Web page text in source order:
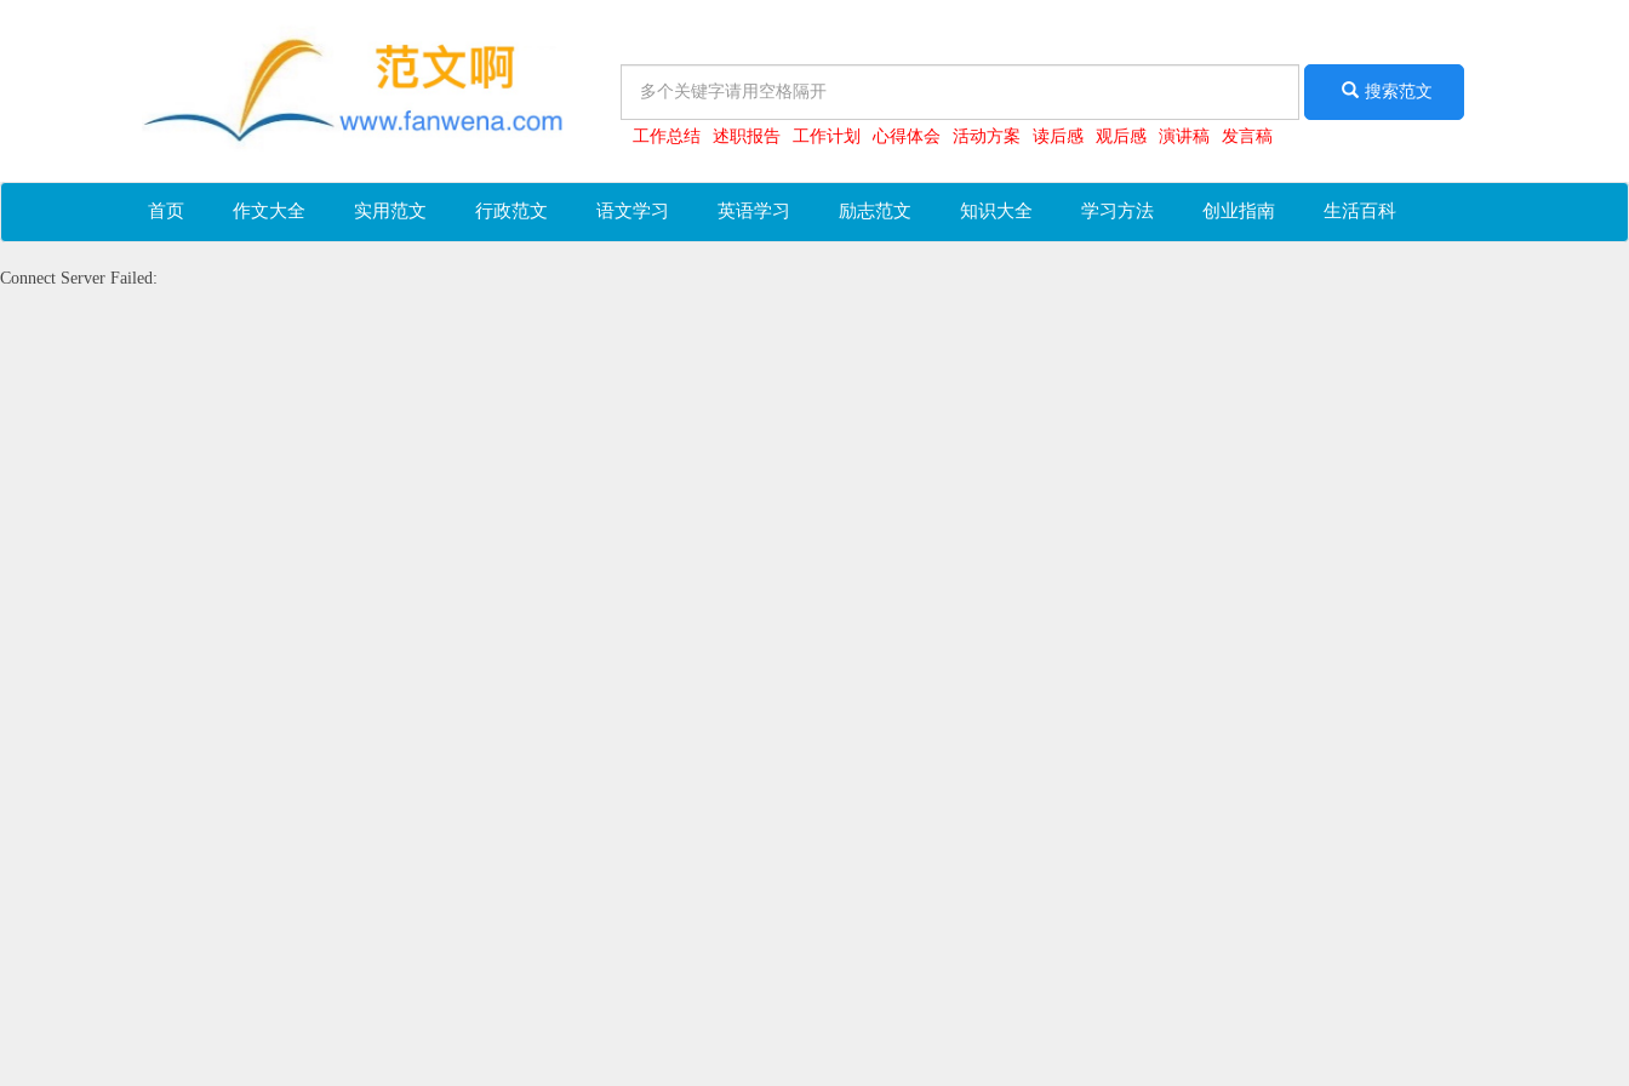
搜索范文
工作总结 述职报告 工作计划 心得体会 活动方案 读后感 观后感 演讲稿 发言稿
首页 作文大全 实用范文 行政范文 语文学习 英语学习 励志范文 知识大全 学习方法 创业指南 生活百科
Connect Server Failed: